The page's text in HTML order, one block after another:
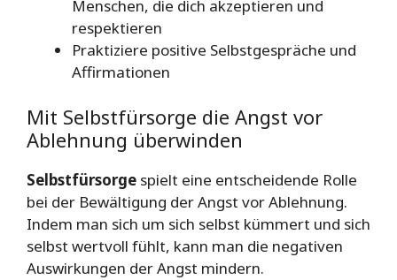
Menschen, die dich akzeptieren und
respektieren
Praktiziere positive Selbstgespräche und
Affirmationen
Mit Selbstfürsorge die Angst vor
Ablehnung überwinden
Selbstfürsorge spielt eine entscheidende Rolle
bei der Bewältigung der Angst vor Ablehnung.
Indem man sich um sich selbst kümmert und sich
selbst wertvoll fühlt, kann man die negativen
Auswirkungen der Angst mindern.